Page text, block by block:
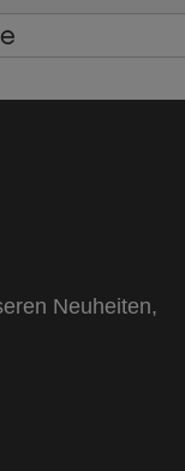
Neuheiten,